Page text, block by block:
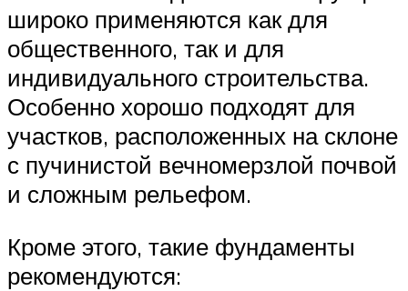
широко применяются как для
общественного, так и для
индивидуального строительства.
Особенно хорошо подходят для
участков, расположенных на склоне
с пучинистой вечномерзлой почвой
и сложным рельефом.
Кроме этого, такие фундаменты
рекомендуются: